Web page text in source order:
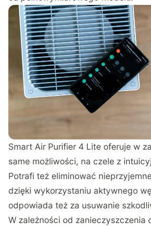
Smart Air Purifier 4 Lite oferuje w
same możliwości, na czele z
Potrafi też eliminować
dzięki wykorzystaniu aktywnego
odpowiada też za usuwanie
W zależności od zanieczyszczenia